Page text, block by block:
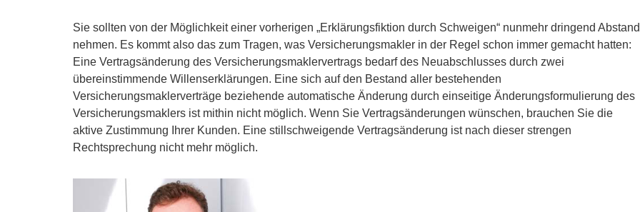
Sie sollten von der Möglichkeit einer vorherigen „Erklärungsfiktion durch Schweigen“ nunmehr dringend Abstand
nehmen. Es kommt also das zum Tragen, was Versicherungsmakler in der Regel schon immer gemacht hatten:
Eine Vertragsänderung des Versicherungsmaklervertrags bedarf des Neuabschlusses durch zwei
übereinstimmende Willenserklärungen. Eine sich auf den Bestand aller bestehenden
Versicherungsmaklerverträge beziehende automatische Änderung durch einseitige Änderungsformulierung des
Versicherungsmaklers ist mithin nicht möglich. Wenn Sie Vertragsänderungen wünschen, brauchen Sie die
aktive Zustimmung Ihrer Kunden. Eine stillschweigende Vertragsänderung ist nach dieser strengen
Rechtsprechung nicht mehr möglich.